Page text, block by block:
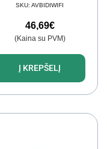
SKU: AVBIDIWIFI
46,69€
(Kaina su PVM)
Į KREPŠELĮ